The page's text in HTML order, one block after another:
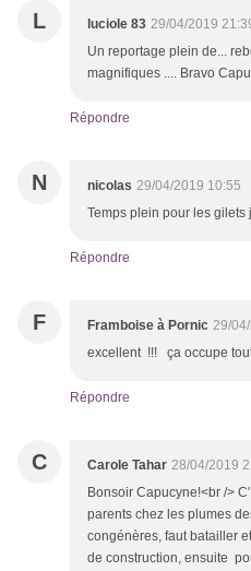
L luciole 83 29/04/2019
Un reportage plein de...
magnifiques .... Bravo
Répondre
N nicolas 29/04/2019 10:55
Temps plein pour les gilets
Répondre
F Framboise à Pornic 29/
excellent !!! ça occupe
Répondre
C Carole Tahar 28/04/2019
Bonsoir Capucyne!<br />
parents chez les plumes
congénères, faut batailler
de construction, ensuite